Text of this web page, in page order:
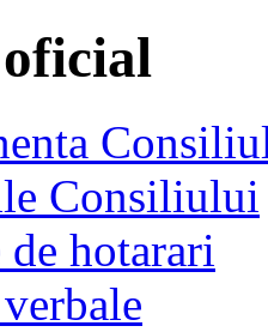
Consiliului
hotarari